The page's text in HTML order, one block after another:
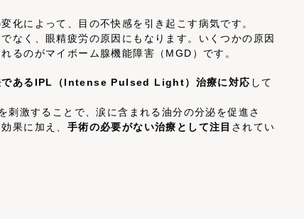
化によって、目の不快感を引き起こす病気です。
なく、眼精疲労の原因にもなります。いくつかの原因
るのがマイボーム腺機能障害（MGD）です。
であるIPL（Intense Pulsed Light）治療に対応 して
刺激することで、涙に含まれる油分の分泌を促進さ
果に加え、 手術の必要がない治療として注目 されてい